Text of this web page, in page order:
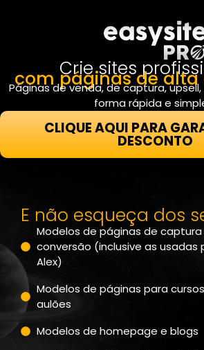
Crie sites
com páginas de alta
Páginas de venda, de captura,
forma rápida e
CLIQUE AQUI PARA
DESCONTO
E não esqueça dos
Modelos de páginas de
conversão (inclusive as usadas
Alex)
Modelos de páginas para
aulões
Modelos de homepage e blogs